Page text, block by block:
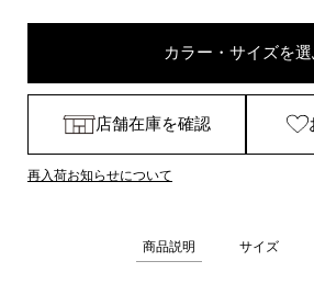
カラー・サイズを
店舗在庫を確認
再入荷お知らせについて
商品説明 サイズ